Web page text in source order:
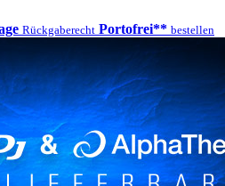
Rückgaberecht Portofrei** bestellen